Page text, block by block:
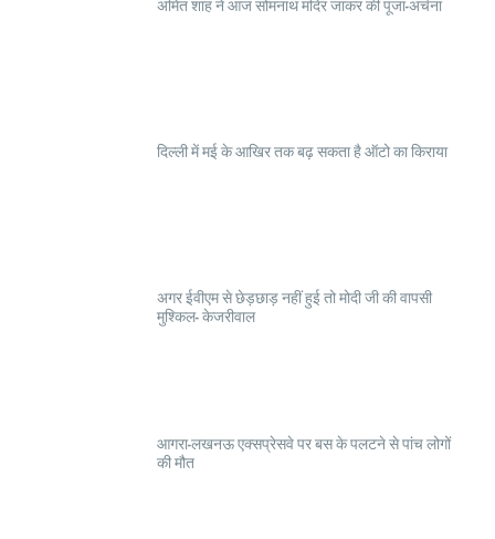
दिल्ली में मई के आखिर तक बढ़ सकता है ऑटो का किराया
अगर ईवीएम से छेड़छाड़ नहीं हुई तो मोदी जी की वापसी
मुश्किल- केजरीवाल
आगरा-लखनऊ एक्सप्रेसवे पर बस के पलटने से पांच लोगों
की मौत